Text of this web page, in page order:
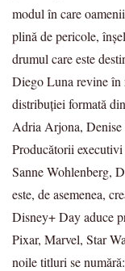
modul în care
plină de pericole,
drumul care este
Diego Luna revine în
distribuției formată
Adria Arjona,
Producătorii
Sanne Wohlenberg,
este, de asemenea,
Disney+ Day aduce
Pixar, Marvel, Star
noile titluri se